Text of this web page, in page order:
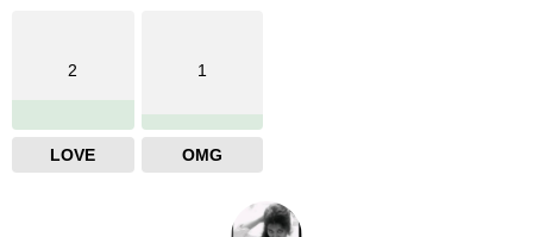
2
LOVE
1
OMG